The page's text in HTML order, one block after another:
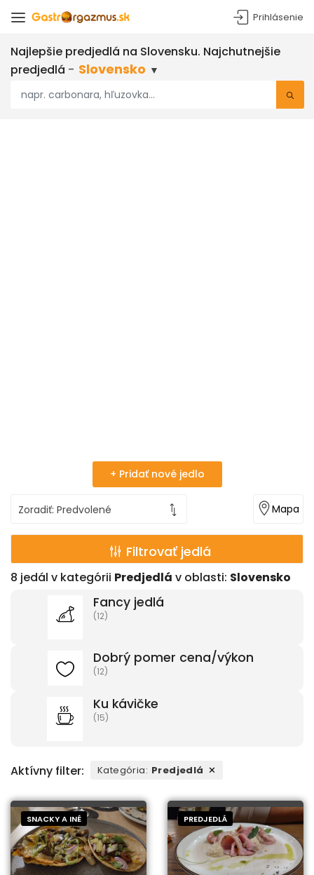
Prihlásenie
Najlepšie predjedlá na Slovensku. Najchutnejšie
predjedlá - Slovensko ▼
+ Pridať nové jedlo
Mapa
Filtrovať jedlá
8 jedál v kategórii Predjedlá v oblasti: Slovensko
Fancy jedlá
(12)
Dobrý pomer cena/výkon
(12)
Ku kávičke
(15)
Aktívny filter: Kategória: Predjedlá ✕
SNACKY A INÉ PREDJEDLÁ